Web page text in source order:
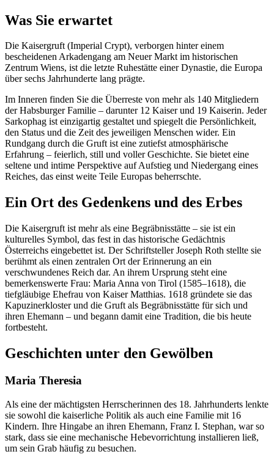
Was Sie erwartet
Die Kaisergruft (Imperial Crypt), verborgen hinter einem
bescheidenen Arkadengang am Neuer Markt im historischen
Zentrum Wiens, ist die letzte Ruhestätte einer Dynastie, die Europa
über sechs Jahrhunderte lang prägte.
Im Inneren finden Sie die Überreste von mehr als 140 Mitgliedern
der Habsburger Familie – darunter 12 Kaiser und 19 Kaiserin. Jeder
Sarkophag ist einzigartig gestaltet und spiegelt die Persönlichkeit,
den Status und die Zeit des jeweiligen Menschen wider. Ein
Rundgang durch die Gruft ist eine zutiefst atmosphärische
Erfahrung – feierlich, still und voller Geschichte. Sie bietet eine
seltene und intime Perspektive auf Aufstieg und Niedergang eines
Reiches, das einst weite Teile Europas beherrschte.
Ein Ort des Gedenkens und des Erbes
Die Kaisergruft ist mehr als eine Begräbnisstätte – sie ist ein
kulturelles Symbol, das fest in das historische Gedächtnis
Österreichs eingebettet ist. Der Schriftsteller Joseph Roth stellte sie
berühmt als einen zentralen Ort der Erinnerung an ein
verschwundenes Reich dar. An ihrem Ursprung steht eine
bemerkenswerte Frau: Maria Anna von Tirol (1585–1618), die
tiefgläubige Ehefrau von Kaiser Matthias. 1618 gründete sie das
Kapuzinerkloster und die Gruft als Begräbnisstätte für sich und
ihren Ehemann – und begann damit eine Tradition, die bis heute
fortbesteht.
Geschichten unter den Gewölben
Maria Theresia
Als eine der mächtigsten Herrscherinnen des 18. Jahrhunderts lenkte
sie sowohl die kaiserliche Politik als auch eine Familie mit 16
Kindern. Ihre Hingabe an ihren Ehemann, Franz I. Stephan, war so
stark, dass sie eine mechanische Hebevorrichtung installieren ließ,
um sein Grab häufig zu besuchen.